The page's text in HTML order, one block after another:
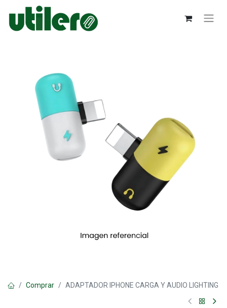
Comprar ADAPTADOR IPHONE CARGA Y AUDIO LIGHTING